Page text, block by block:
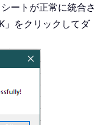
ートが正常に統合さ
」をクリックしてダ